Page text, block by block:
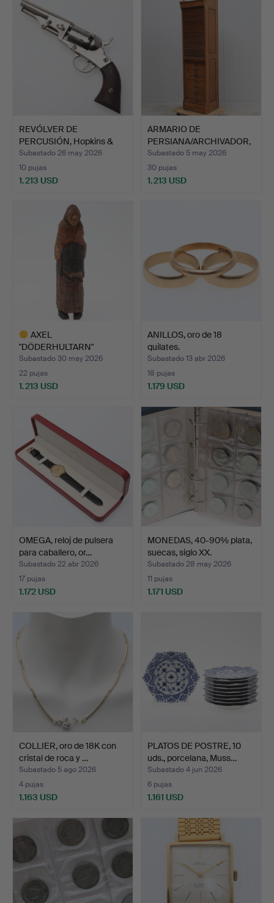
REVÓLVER DE
PERCUSIÓN, Hopkins &
Allen, re…
Subastado 26 may 2026
10 pujas
1.213 USD
ARMARIO DE
PERSIANA/ARCHIVADOR,
Tranås Kon…
Subastado 5 may 2026
30 pujas
1.213 USD
AXEL
"DÖDERHULTARN"
PETERSSON. Escultura, …
Subastado 30 may 2026
22 pujas
1.213 USD
seleccionado
ANILLOS, oro de 18
quilates.
Subastado 13 abr 2026
18 pujas
1.179 USD
OMEGA, reloj de pulsera
para caballero, or…
Subastado 22 abr 2026
17 pujas
1.172 USD
MONEDAS, 40-90% plata,
suecas, siglo XX.
Subastado 28 may 2026
11 pujas
1.171 USD
COLLIER, oro de 18K con
cristal de roca y …
Subastado 5 ago 2026
4 pujas
1.163 USD
PLATOS DE POSTRE, 10
uds., porcelana, Muss…
Subastado 4 jun 2026
6 pujas
1.161 USD